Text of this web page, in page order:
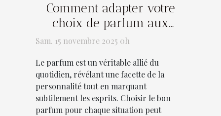
Comment adapter votre
choix de parfum aux
différentes occasions ?
Sam. 15 novembre 2025 0h
Le parfum est un véritable allié du
quotidien, révélant une facette de la
personnalité tout en marquant
subtilement les esprits. Choisir le bon
parfum pour chaque situation peut